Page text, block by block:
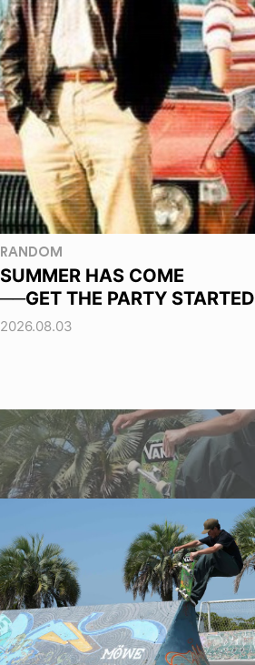
RANDOM
SUMMER HAS COME
──GET THE PARTY STARTED
2026.08.03